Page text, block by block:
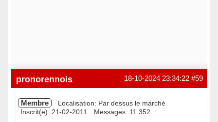
#59
18-10-2024 23:34:22
pronorennois
Membre
Localisation: Par dessus le marché
Inscrit(e): 21-02-2011
Messages: 11 352